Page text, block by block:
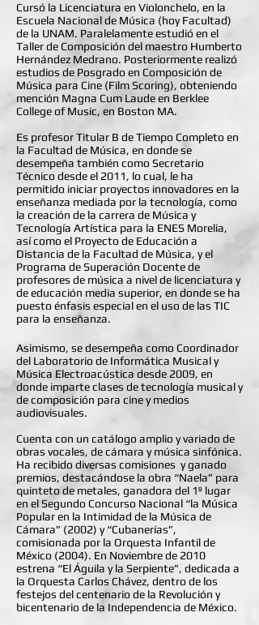
Cursó la Licenciatura en Violonchelo, en la
Escuela Nacional de Música (hoy Facultad)
de la UNAM. Paralelamente estudió en el
Taller de Composición del maestro Humberto
Hernández Medrano. Posteriormente realizó
estudios de Posgrado en Composición de
Música para Cine (Film Scoring), obteniendo
mención Magna Cum Laude en Berklee
College of Music, en Boston MA.
Es profesor Titular B de Tiempo Completo en
la Facultad de Música, en donde se
desempeña también como Secretario
Técnico desde el 2011, lo cual, le ha
permitido iniciar proyectos innovadores en la
enseñanza mediada por la tecnología, como
la creación de la carrera de Música y
Tecnología Artística para la ENES Morelia,
así como el Proyecto de Educación a
Distancia de la Facultad de Música, y el
Programa de Superación Docente de
profesores de música a nivel de licenciatura y
de educación media superior, en donde se ha
puesto énfasis especial en el uso de las TIC
para la enseñanza.
Asimismo, se desempeña como Coordinador
del Laboratorio de Informática Musical y
Música Electroacústica desde 2009, en
donde imparte clases de tecnología musical y
de composición para cine y medios
audiovisuales.
Cuenta con un catálogo amplio y variado de
obras vocales, de cámara y música sinfónica.
Ha recibido diversas comisiones y ganado
premios, destacándose la obra “Naela” para
quinteto de metales, ganadora del 1º lugar
en el Segundo Concurso Nacional “la Música
Popular en la Intimidad de la Música de
Cámara” (2002) y “Cubanerías”,
comisionada por la Orquesta Infantil de
México (2004). En Noviembre de 2010
estrena “El Águila y la Serpiente”, dedicada a
la Orquesta Carlos Chávez, dentro de los
festejos del centenario de la Revolución y
bicentenario de la Independencia de México.